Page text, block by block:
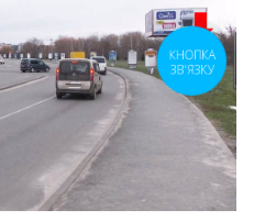
КНОПКА
ЗВ'ЯЗКУ